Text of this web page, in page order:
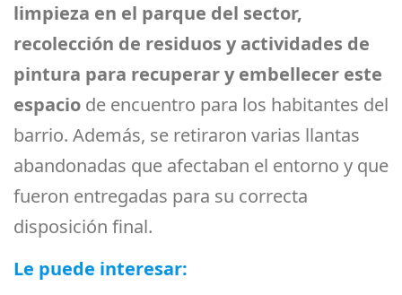
limpieza en el parque del sector,
recolección de residuos y actividades de
pintura para recuperar y embellecer este
espacio de encuentro para los habitantes del
barrio. Además, se retiraron varias llantas
abandonadas que afectaban el entorno y que
fueron entregadas para su correcta
disposición final.
Le puede interesar: